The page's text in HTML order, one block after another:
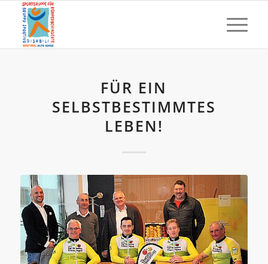
FÜR EIN
SELBSTBESTIMMTES
LEBEN!